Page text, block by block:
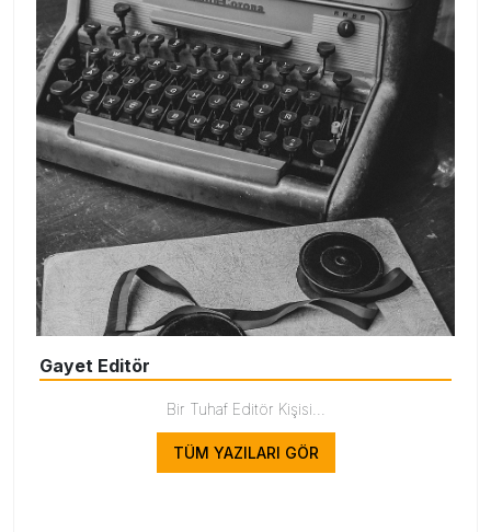
Gayet Editör
Bir Tuhaf Editör Kişisi...
TÜM YAZILARI GÖR